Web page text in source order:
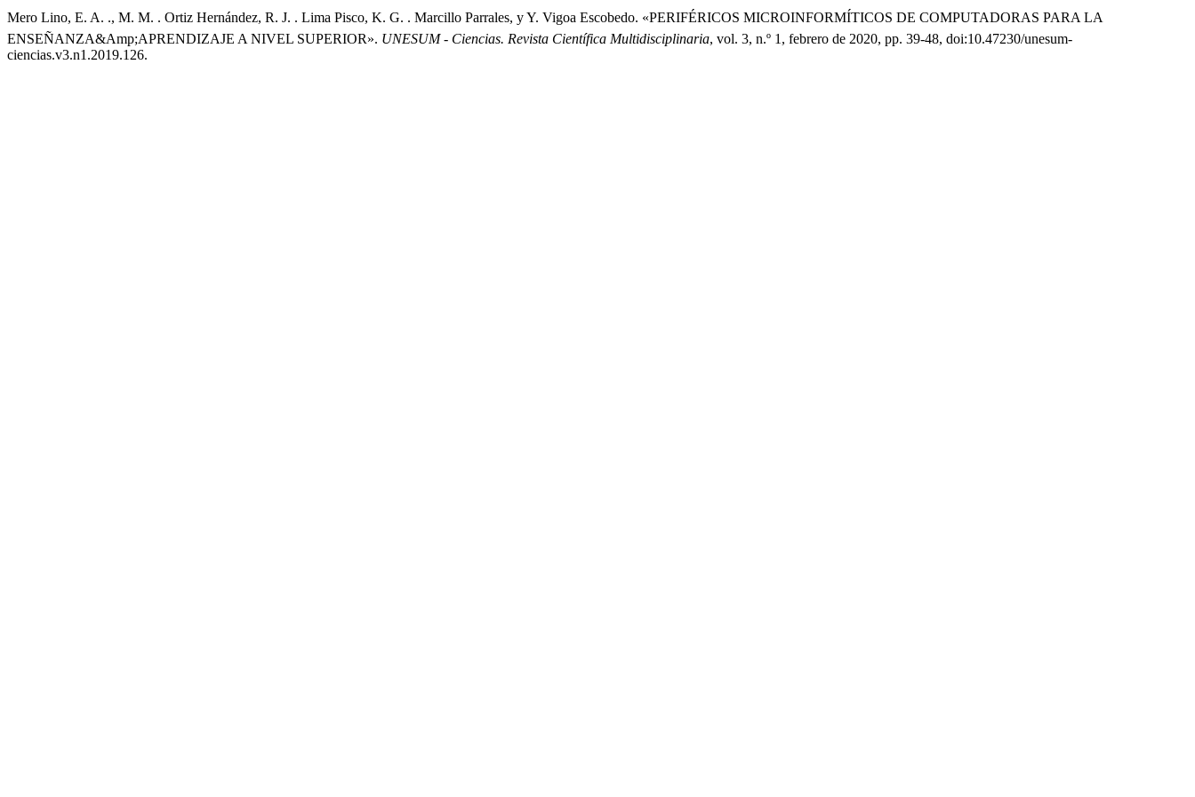
Mero Lino, E. A. ., M. M. . Ortiz Hernández, R. J. . Lima Pisco, K. G. . Marcillo Parrales, y Y. Vigoa Escobedo. «PERIFÉRICOS MICROINFORMÍTICOS DE COMPUTADORAS PARA LA
ENSEÑANZA&Amp;APRENDIZAJE A NIVEL SUPERIOR». UNESUM - Ciencias. Revista Científica Multidisciplinaria, vol. 3, n.º 1, febrero de 2020, pp. 39-48, doi:10.47230/unesum-
ciencias.v3.n1.2019.126.